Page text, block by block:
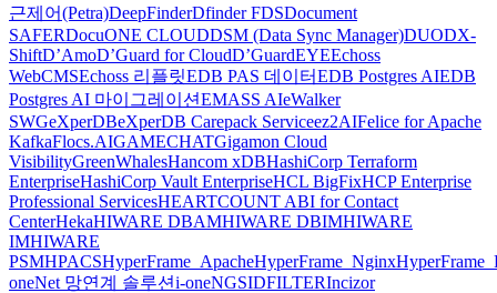
근제어(Petra)DeepFinderDfinder FDSDocument
SAFERDocuONE CLOUDDSM (Data Sync Manager)DUODX-
ShiftD’AmoD’Guard for CloudD’GuardEYEEchoss
WebCMSEchoss 리플릿EDB PAS 데이터EDB Postgres AIEDB
Postgres AI 마이그레이션EMASS AIeWalker
SWGeXperDBeXperDB Carepack Serviceez2AIFelice for Apache
KafkaFlocs.AIGAMECHATGigamon Cloud
VisibilityGreenWhalesHancom xDBHashiCorp Terraform
EnterpriseHashiCorp Vault EnterpriseHCL BigFixHCP Enterprise
Professional ServicesHEARTCOUNT ABI for Contact
CenterHekaHIWARE DBAMHIWARE DBIMHIWARE
IMHIWARE
PSMHPACSHyperFrame_ApacheHyperFrame_Nginx
oneNet 망연계 솔루션i-oneNGSIDFILTERIncizor